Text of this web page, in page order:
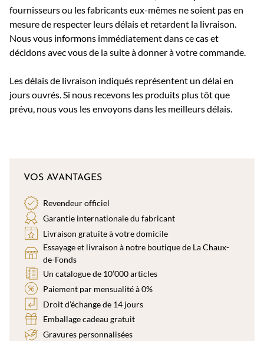
fournisseurs ou les fabricants eux-mêmes ne soient pas en
mesure de respecter leurs délais et retardent la livraison.
Nous vous informons immédiatement dans ce cas et
décidons avec vous de la suite à donner à votre commande.
Les délais de livraison indiqués représentent un délai en
jours ouvrés. Si nous recevons les produits plus tôt que
prévu, nous vous les envoyons dans les meilleurs délais.
VOS AVANTAGES
Revendeur officiel
Garantie internationale du fabricant
Livraison gratuite à votre domicile
Essayage et livraison à notre boutique de La Chaux-
de-Fonds
Un catalogue de 10’000 articles
Paiement par mensualité à 0%
Droit d’échange de 14 jours
Emballage cadeau gratuit
Gravures personnalisées